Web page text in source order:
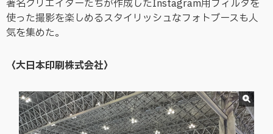
著名クリエイターたちが作成したInstagram用フィルタを
使った撮影を楽しめるスタイリッシュなフォトブースも人
気を集めた。
〈大日本印刷株式会社〉